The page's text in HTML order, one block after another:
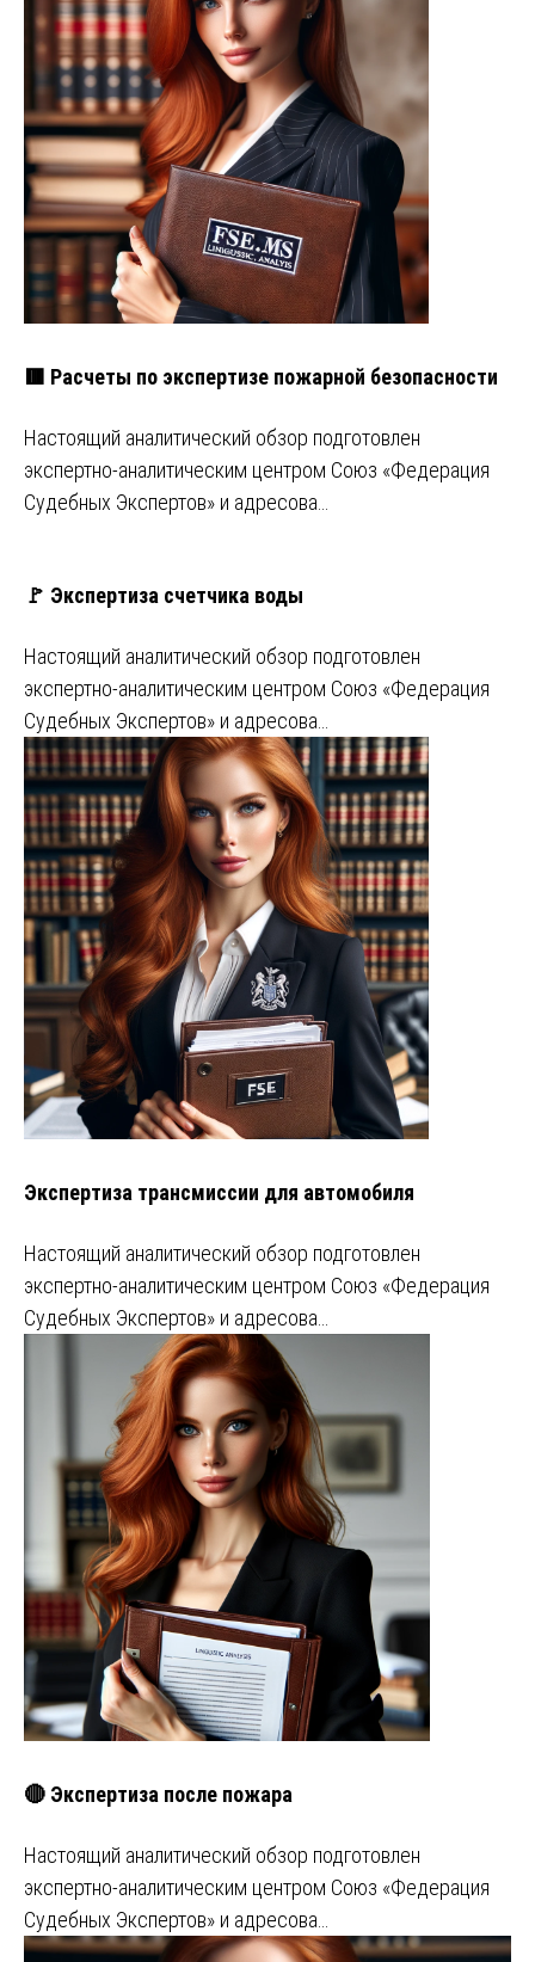
🟥 Расчеты по экспертизе пожарной безопасности
Настоящий аналитический обзор подготовлен
экспертно-аналитическим центром Союз «Федерация
Судебных Экспертов» и адресова…
🚩 Экспертиза счетчика воды
Настоящий аналитический обзор подготовлен
экспертно-аналитическим центром Союз «Федерация
Судебных Экспертов» и адресова…
Экспертиза трансмиссии для автомобиля
Настоящий аналитический обзор подготовлен
экспертно-аналитическим центром Союз «Федерация
Судебных Экспертов» и адресова…
🔴 Экспертиза после пожара
Настоящий аналитический обзор подготовлен
экспертно-аналитическим центром Союз «Федерация
Судебных Экспертов» и адресова…